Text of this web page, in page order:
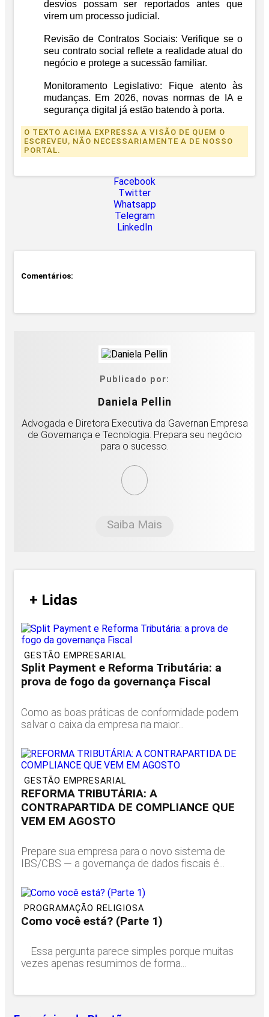
desvios possam ser reportados antes que
virem um processo judicial.
Revisão de Contratos Sociais: Verifique se o
seu contrato social reflete a realidade atual do
negócio e protege a sucessão familiar.
Monitoramento Legislativo: Fique atento às
mudanças. Em 2026, novas normas de IA e
segurança digital já estão batendo à porta.
O TEXTO ACIMA EXPRESSA A VISÃO DE QUEM O
ESCREVEU, NÃO NECESSARIAMENTE A DE NOSSO
PORTAL.
Facebook
Twitter
Whatsapp
Telegram
LinkedIn
Comentários:
Publicado por:
Daniela Pellin
Advogada e Diretora Executiva da Gavernan Empresa
de Governança e Tecnologia. Prepara seu negócio
para o sucesso.
Saiba Mais
+ Lidas
GESTÃO EMPRESARIAL
Split Payment e Reforma Tributária: a
prova de fogo da governança Fiscal
Como as boas práticas de conformidade podem
salvar o caixa da empresa na maior...
GESTÃO EMPRESARIAL
REFORMA TRIBUTÁRIA: A
CONTRAPARTIDA DE COMPLIANCE QUE
VEM EM AGOSTO
Prepare sua empresa para o novo sistema de
IBS/CBS — a governança de dados fiscais é...
PROGRAMAÇÃO RELIGIOSA
Como você está? (Parte 1)
Essa pergunta parece simples porque muitas
vezes apenas resumimos de forma...